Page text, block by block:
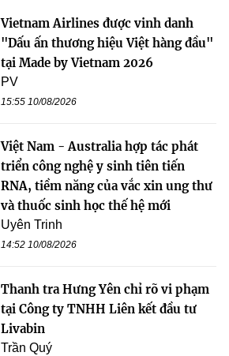
Vietnam Airlines được vinh danh
"Dấu ấn thương hiệu Việt hàng đầu"
tại Made by Vietnam 2026
PV
15:55 10/08/2026
Việt Nam - Australia hợp tác phát
triển công nghệ y sinh tiên tiến
RNA, tiềm năng của vắc xin ung thư
và thuốc sinh học thế hệ mới
Uyên Trinh
14:52 10/08/2026
Thanh tra Hưng Yên chỉ rõ vi phạm
tại Công ty TNHH Liên kết đầu tư
Livabin
Trần Quý